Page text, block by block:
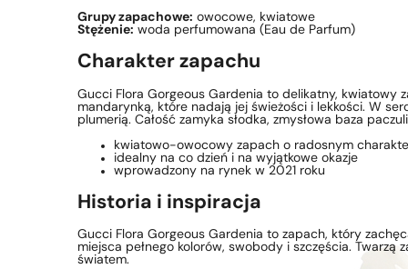
Grupy zapachowe: owocowe, kwiatowe
Stężenie: woda perfumowana (Eau de Parfum)
Charakter zapachu
Gucci Flora Gorgeous Gardenia to delikatny, kwiatowy
mandarynką, które nadają jej świeżości i lekkości. W
plumerią. Całość zamyka słodka, zmysłowa baza
kwiatowo-owocowy zapach o radosnym
idealny na co dzień i na wyjątkowe okazje
wprowadzony na rynek w 2021 roku
Historia i inspiracja
Gucci Flora Gorgeous Gardenia to zapach, który
miejsca pełnego kolorów, swobody i szczęścia. Twarzą
światem.